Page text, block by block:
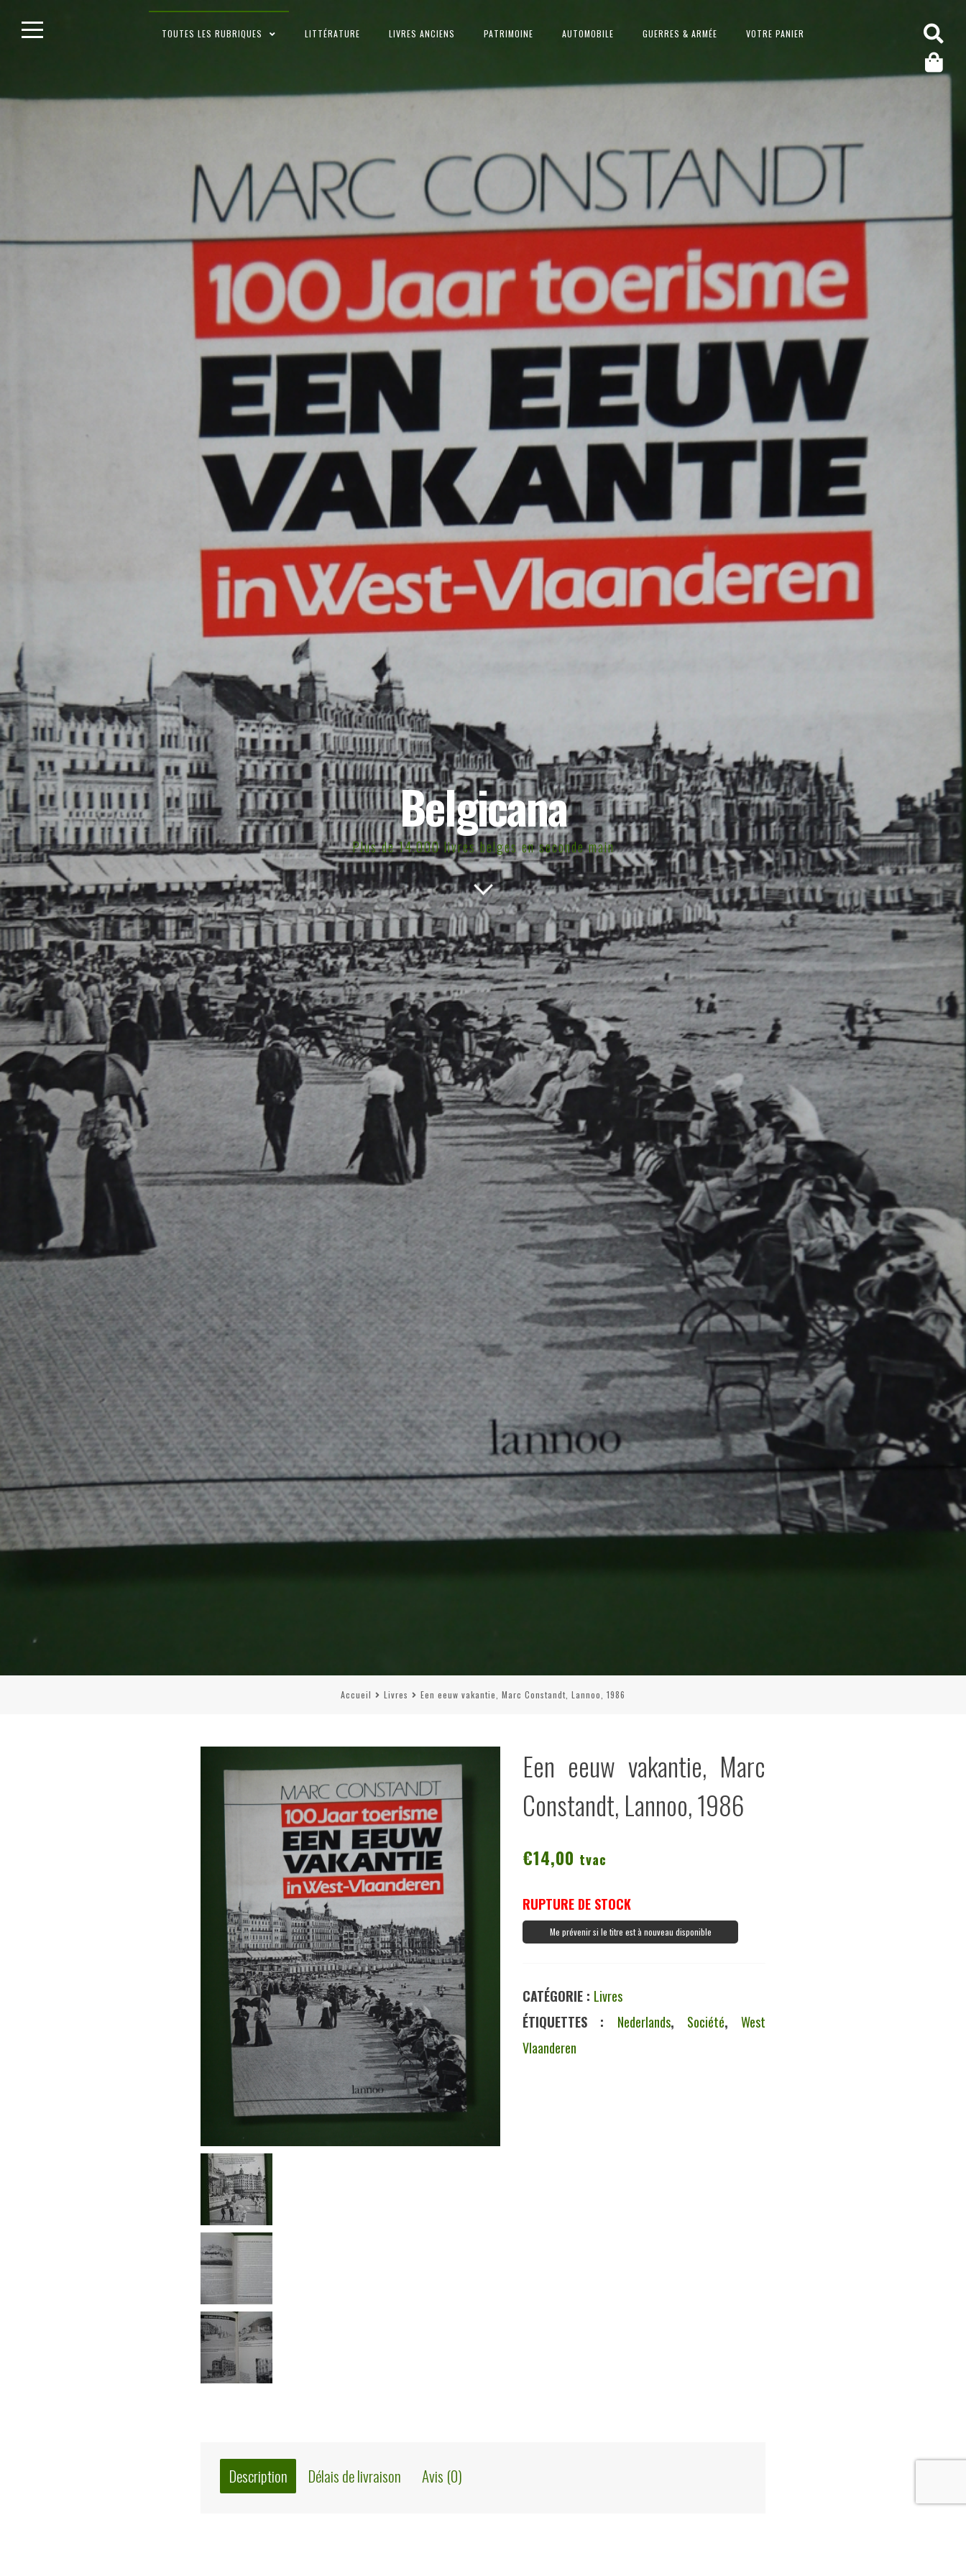
Belgicana
Plus de 14.000 livres belges en seconde main
TOUTES LES RUBRIQUES LITTÉRATURE LIVRES ANCIENS PATRIMOINE AUTOMOBILE GUERRES & ARMÉE VOTRE PANIER
Accueil Livres Een eeuw vakantie, Marc Constandt, Lannoo, 1986
Een eeuw vakantie, Marc
Constandt, Lannoo, 1986
€14,00 tvac
RUPTURE DE STOCK
Me prévenir si le titre est à nouveau disponible
CATÉGORIE : Livres
ÉTIQUETTES : Nederlands, Société,West
Vlaanderen
Description Délais de livraison Avis (0)